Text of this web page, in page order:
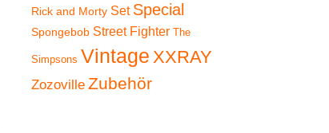
€19,90
inkl. 19 % MwSt.
Versandkosten
€16,90
Rick and Morty Set Special
Spongebob Street Fighter The
Simpsons Vintage XXRAY
Zozoville Zubehör